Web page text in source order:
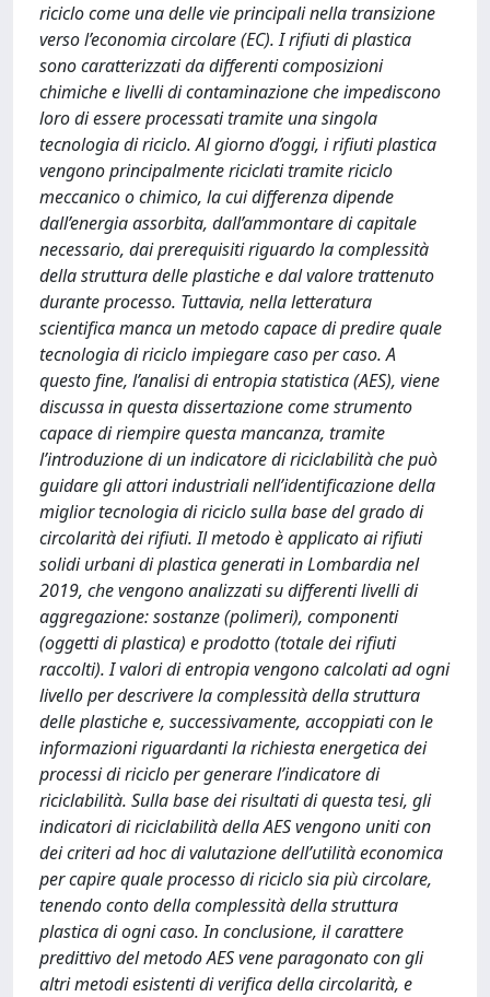
riciclo come una delle vie principali nella transizione
verso l’economia circolare (EC). I rifiuti di plastica
sono caratterizzati da differenti composizioni
chimiche e livelli di contaminazione che impediscono
loro di essere processati tramite una singola
tecnologia di riciclo. Al giorno d’oggi, i rifiuti plastica
vengono principalmente riciclati tramite riciclo
meccanico o chimico, la cui differenza dipende
dall’energia assorbita, dall’ammontare di capitale
necessario, dai prerequisiti riguardo la complessità
della struttura delle plastiche e dal valore trattenuto
durante processo. Tuttavia, nella letteratura
scientifica manca un metodo capace di predire quale
tecnologia di riciclo impiegare caso per caso. A
questo fine, l’analisi di entropia statistica (AES), viene
discussa in questa dissertazione come strumento
capace di riempire questa mancanza, tramite
l’introduzione di un indicatore di riciclabilità che può
guidare gli attori industriali nell’identificazione della
miglior tecnologia di riciclo sulla base del grado di
circolarità dei rifiuti. Il metodo è applicato ai rifiuti
solidi urbani di plastica generati in Lombardia nel
2019, che vengono analizzati su differenti livelli di
aggregazione: sostanze (polimeri), componenti
(oggetti di plastica) e prodotto (totale dei rifiuti
raccolti). I valori di entropia vengono calcolati ad ogni
livello per descrivere la complessità della struttura
delle plastiche e, successivamente, accoppiati con le
informazioni riguardanti la richiesta energetica dei
processi di riciclo per generare l’indicatore di
riciclabilità. Sulla base dei risultati di questa tesi, gli
indicatori di riciclabilità della AES vengono uniti con
dei criteri ad hoc di valutazione dell’utilità economica
per capire quale processo di riciclo sia più circolare,
tenendo conto della complessità della struttura
plastica di ogni caso. In conclusione, il carattere
predittivo del metodo AES vene paragonato con gli
altri metodi esistenti di verifica della circolarità, e